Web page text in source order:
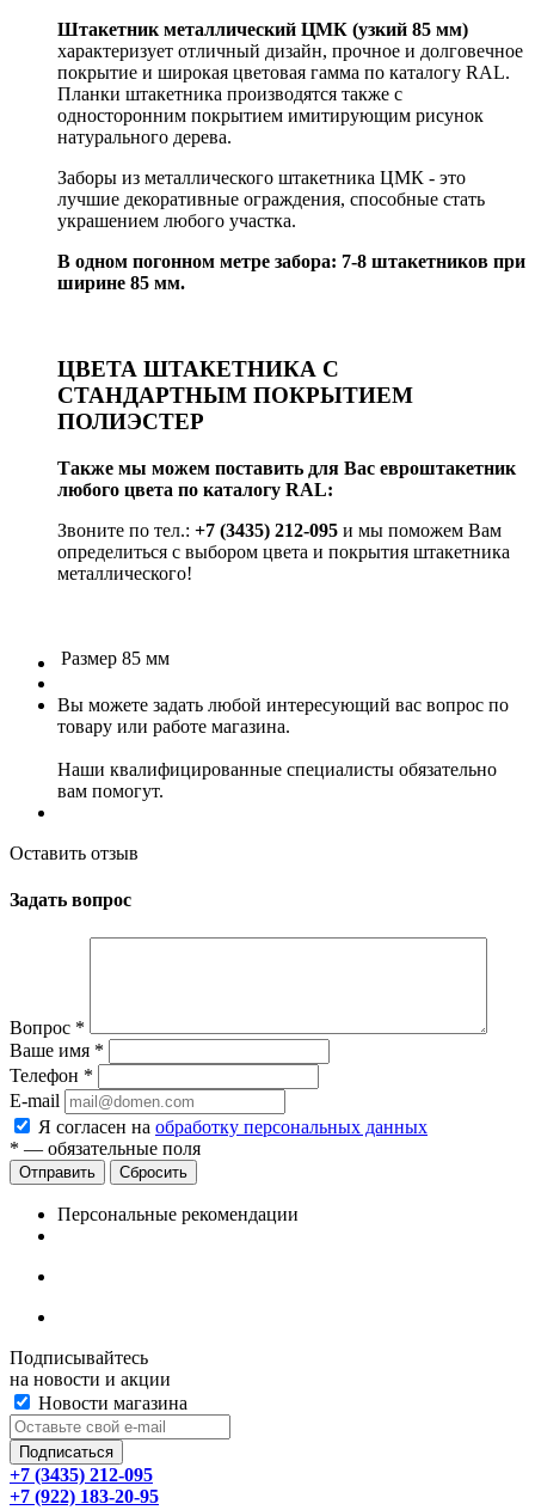
Штакетник металлический ЦМК (узкий 85 мм)
характеризует отличный дизайн, прочное и долговечное
покрытие и широкая цветовая гамма по каталогу RAL.
Планки штакетника производятся также с
односторонним покрытием имитирующим рисунок
натурального дерева.
Заборы из металлического штакетника ЦМК - это
лучшие декоративные ограждения, способные стать
украшением любого участка.
В одном погонном метре забора: 7-8 штакетников при
ширине 85 мм.
ЦВЕТА ШТАКЕТНИКА С
СТАНДАРТНЫМ ПОКРЫТИЕМ
ПОЛИЭСТЕР
Также мы можем поставить для Вас евроштакетник
любого цвета по каталогу RAL:
Звоните по тел.: +7 (3435) 212-095 и мы поможем Вам
определиться с выбором цвета и покрытия штакетника
металлического!
Размер 85 мм
Вы можете задать любой интересующий вас вопрос по
товару или работе магазина.
Наши квалифицированные специалисты обязательно
вам помогут.
Оставить отзыв
Задать вопрос
Вопрос *
Ваше имя *
Телефон *
E-mail
Я согласен на обработку персональных данных
* — обязательные поля
Сбросить
Персональные рекомендации
Подписывайтесь
на новости и акции
Новости магазина
+7 (3435) 212-095
+7 (922) 183-20-95